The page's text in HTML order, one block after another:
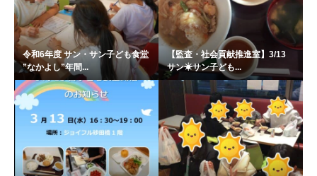
令和6年度 サン・サン子ども食堂
”なかよし”年間...
【監査・社会貢献推進室】3/13
サン☀サン子ども...